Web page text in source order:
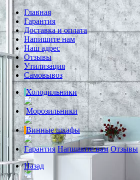
Главная
Гарантия
Доставка и оплата
Напишите нам
Наш адрес
Отзывы
Утилизация
Самовывоз
Холодильники
Морозильники
Винные шкафы
Гарантия Напишите нам Отзывы
Назад